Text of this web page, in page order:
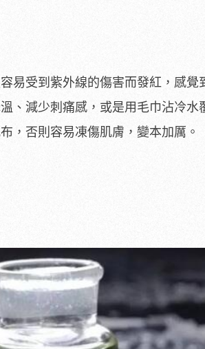
易受到紫外線的傷害而發紅，感覺
、減少刺痛感，或是用毛巾沾冷水
，否則容易凍傷肌膚，變本加厲。